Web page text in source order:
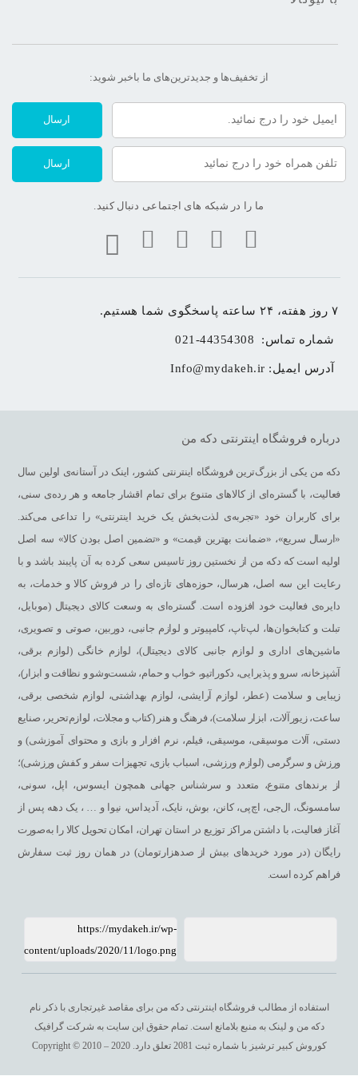
از تخفیف‌ها و جدیدترین‌های ما‌ باخبر شوید:
ارسال
ارسال
ما را در شبکه های اجتماعی دنبال کنید.
۷ روز هفته، ۲۴ ساعته پاسخگوی شما هستیم.
شماره تماس: 021-44354308
آدرس ایمیل: Info@mydakeh.ir
درباره فروشگاه اینترنتی دکه من
دکه من یکی از بزرگ‌ترین فروشگاه اینترنتی کشور، اینک در آستانه‌ی اولین سال
فعالیت، با گستره‌ای از کالاهای متنوع برای تمام اقشار جامعه و هر رده‌ی سنی،
برای کاربران خود «تجربه‌ی لذت‌بخش یک خرید اینترنتی» را تداعی می‌کند.
«ارسال سریع»، «ضمانت بهترین قیمت» و «تضمین اصل بودن کالا» سه اصل
اولیه است که دکه من از نخستین روز تاسیس سعی کرده به آن پایبند باشد و با
رعایت این سه اصل، هرسال، حوزه‌های تازه‌ای را در فروش کالا و خدمات، به
دایره‌ی فعالیت خود افزوده است. گستره‌ای به وسعت کالای دیجیتال (موبایل،
تبلت و کتابخوان‌ها، لپ‌تاپ، کامپیوتر و لوازم جانبی، دوربین، صوتی و تصویری،
ماشین‌های اداری و لوازم جانبی کالای دیجیتال)، لوازم خانگی (لوازم برقی،
آشپزخانه، سرو و پذیرایی، دکوراتیو، خواب و حمام، شست‌وشو و نظافت و ابزار)،
زیبایی و سلامت (عطر، لوازم آرایشی، لوازم بهداشتی، لوازم شخصی برقی،
ساعت، زیورآلات، ابزار سلامت)، فرهنگ و هنر (کتاب و مجلات، لوازم‌تحریر، صنایع
دستی، آلات موسیقی، موسیقی، فیلم، نرم افزار و بازی و محتوای آموزشی) و
ورزش و سرگرمی (لوازم ورزشی، اسباب بازی، تجهیزات سفر و کفش ورزشی)؛
از برندهای متنوع، متعدد و سرشناس جهانی همچون ایسوس، اپل، سونی،
سامسونگ، ال‌جی، اچ‌پی، کانن، بوش، نایک، آدیداس، نیوا و … ، یک دهه پس از
آغاز فعالیت، با داشتن مراکز توزیع در استان تهران، امکان تحویل کالا را به‌صورت
رایگان (در مورد خریدهای بیش از صدهزارتومان) در همان روز ثبت سفارش
فراهم کرده است.
https://mydakeh.ir/wp-
content/uploads/2020/11/logo.png
استفاده از مطالب فروشگاه اینترنتی دکه من برای مقاصد غیرتجاری با ذکر نام
دکه من و لینک به منبع بلامانع است. تمام حقوق این سایت به شرکت گرافیک
کوروش کبیر ترشیز با شماره ثبت 2081
تعلق دارد. Copyright © 2010 – 2020